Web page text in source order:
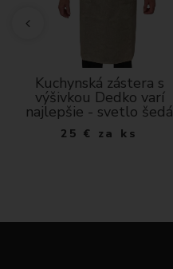
Kuchynská zástera s
výšivkou Dedko varí
najlepšie - svetlo šedá
25 € za ks